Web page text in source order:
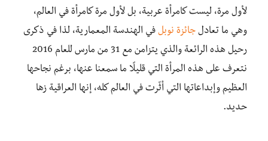
لأول مرة، ليست كامرأة عربية، بل لأول مرة كامرأة في العالم،
وهي ما تعادل جائزة نوبل في الهندسة المعمارية، لذا في ذكرى
رحيل هذه الرائعة والذي يتزامن مع 31 من مارس للعام 2016
نتعرف على هذه المرأة التي قليلًا ما سمعنا عنها، برغم نجاحها
العظيم وإبداعاتها التي أثّرت في العالم كله، إنها العراقية زها
حديد.